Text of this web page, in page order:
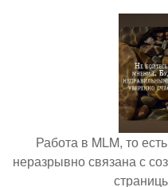
Работа в MLM, то
неразрывно связана с